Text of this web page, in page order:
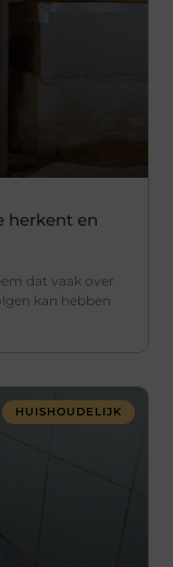
herkent en
dat vaak over
kan hebben
HUISHOUDELIJK